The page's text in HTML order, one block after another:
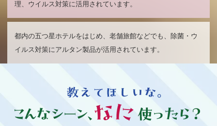
理、ウイルス対策に活用されています。
都内の五つ星ホテルをはじめ、老舗旅館などでも、除菌・ウ
イルス対策にアルタン製品が活用されています。